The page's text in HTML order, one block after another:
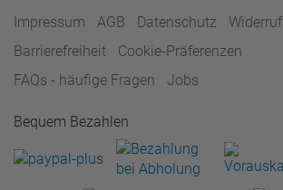
Impressum
AGB Datenschutz
Widerruf
Barrierefreiheit
Cookie-Präferenzen
FAQs - häufige Fragen
Jobs
Bequem Bezahlen